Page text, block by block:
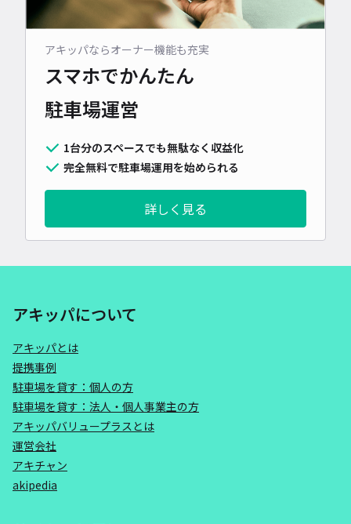
アキッパならオーナー機能も充実
スマホでかんたん
駐車場運営
1台分のスペースでも無駄なく収益化
完全無料で駐車場運用を始められる
詳しく見る
アキッパについて
アキッパとは
提携事例
駐車場を貸す：個人の方
駐車場を貸す：法人・個人事業主の方
アキッパバリュープラスとは
運営会社
アキチャン
akipedia